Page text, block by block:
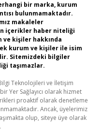
bir marka, kurum
bulunmamaktadır.
makaleler
içerikler haber niteliği
ve kişiler hakkında
kurum ve kişiler ile isim
Sitemizdeki bilgiler
taşımazlar.
Teknolojileri ve İletişim
Yer Sağlayıcı olarak hizmet
proaktif olarak denetleme
Ancak, üyelerimiz
olup, siteye üye olarak